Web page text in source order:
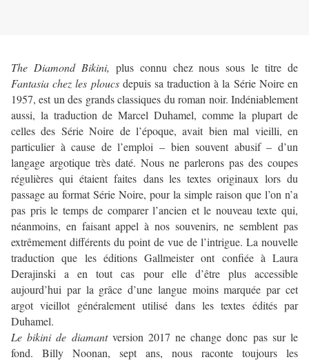
The Diamond Bikini, plus connu chez nous sous le titre de
Fantasia chez les ploucsdepuis sa traduction à la Série Noire en
1957, est un des grands classiques du roman noir. Indéniablement
aussi, la traduction de Marcel Duhamel, comme la plupart de
celles des Série Noire de l’époque, avait bien mal vieilli, en
particulier à cause de l’emploi – bien souvent abusif – d’un
langage argotique très daté. Nous ne parlerons pas des coupes
régulières qui étaient faites dans les textes originaux lors du
passage au format Série Noire, pour la simple raison que l’on n’a
pas pris le temps de comparer l’ancien et le nouveau texte qui,
néanmoins, en faisant appel à nos souvenirs, ne semblent pas
extrêmement différents du point de vue de l’intrigue. La nouvelle
traduction que les éditions Gallmeister ont confiée à Laura
Derajinski a en tout cas pour elle d’être plus accessible
aujourd’hui par la grâce d’une langue moins marquée par cet
argot vieillot généralement utilisé dans les textes édités par
Duhamel.
Le bikini de diamantversion 2017 ne change donc pas sur le
fond. Billy Noonan, sept ans, nous raconte toujours les